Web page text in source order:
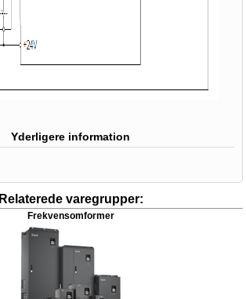
Yderligere information
Relaterede varegrupper:
Frekvensomformer